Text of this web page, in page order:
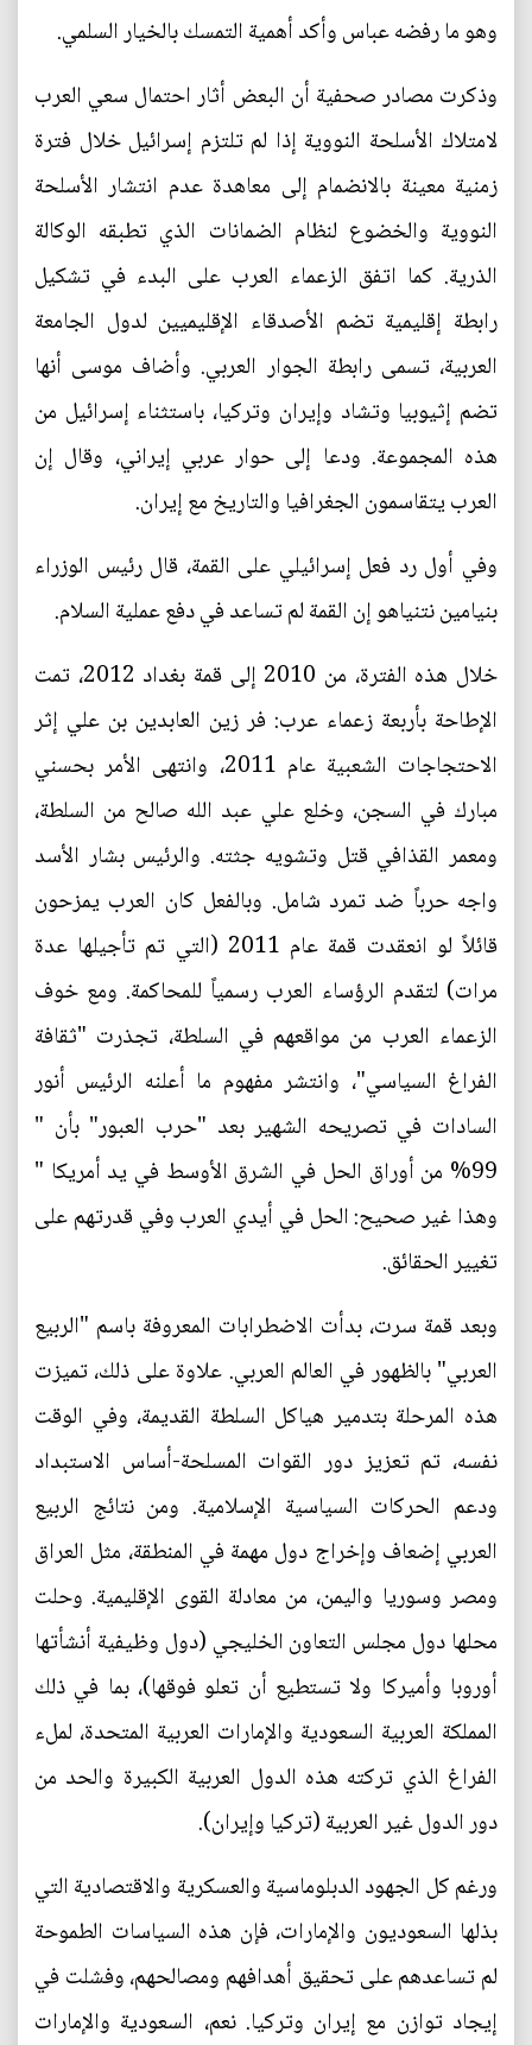
وهو ما رفضه عباس وأكد أهمية التمسك بالخيار السلمي.
وذكرت مصادر صحفية أن البعض أثار احتمال سعي العرب
لامتلاك الأسلحة النووية إذا لم تلتزم إسرائيل خلال فترة
زمنية معينة بالانضمام إلى معاهدة عدم انتشار الأسلحة
النووية والخضوع لنظام الضمانات الذي تطبقه الوكالة
الذرية. كما اتفق الزعماء العرب على البدء في تشكيل
رابطة إقليمية تضم الأصدقاء الإقليميين لدول الجامعة
العربية، تسمى رابطة الجوار العربي. وأضاف موسى أنها
تضم إثيوبيا وتشاد وإيران وتركيا، باستثناء إسرائيل من
هذه المجموعة. ودعا إلى حوار عربي إيراني، وقال إن
العرب يتقاسمون الجغرافيا والتاريخ مع إيران.
وفي أول رد فعل إسرائيلي على القمة، قال رئيس الوزراء
بنيامين نتنياهو إن القمة لم تساعد في دفع عملية السلام.
خلال هذه الفترة، من 2010 إلى قمة بغداد 2012، تمت
الإطاحة بأربعة زعماء عرب: فر زين العابدين بن علي إثر
الاحتجاجات الشعبية عام 2011، وانتهى الأمر بحسني
مبارك في السجن، وخلع علي عبد الله صالح من السلطة،
ومعمر القذافي قتل وتشويه جثته. والرئيس بشار الأسد
واجه حرباً ضد تمرد شامل. وبالفعل كان العرب يمزحون
قائلاً لو انعقدت قمة عام 2011 (التي تم تأجيلها عدة
مرات) لتقدم الرؤساء العرب رسمياً للمحاكمة. ومع خوف
الزعماء العرب من مواقعهم في السلطة، تجذرت "ثقافة
الفراغ السياسي"، وانتشر مفهوم ما أعلنه الرئيس أنور
السادات في تصريحه الشهير بعد "حرب العبور" بأن "
99% من أوراق الحل في الشرق الأوسط في يد أمريكا "
وهذا غير صحيح: الحل في أيدي العرب وفي قدرتهم على
تغيير الحقائق.
وبعد قمة سرت، بدأت الاضطرابات المعروفة باسم "الربيع
العربي" بالظهور في العالم العربي. علاوة على ذلك، تميزت
هذه المرحلة بتدمير هياكل السلطة القديمة، وفي الوقت
نفسه، تم تعزيز دور القوات المسلحة-أساس الاستبداد
ودعم الحركات السياسية الإسلامية. ومن نتائج الربيع
العربي إضعاف وإخراج دول مهمة في المنطقة، مثل العراق
ومصر وسوريا واليمن، من معادلة القوى الإقليمية. وحلت
محلها دول مجلس التعاون الخليجي (دول وظيفية أنشأتها
أوروبا وأميركا ولا تستطيع أن تعلو فوقها)، بما في ذلك
المملكة العربية السعودية والإمارات العربية المتحدة، لملء
الفراغ الذي تركته هذه الدول العربية الكبيرة والحد من
دور الدول غير العربية (تركيا وإيران).
ورغم كل الجهود الدبلوماسية والعسكرية والاقتصادية التي
بذلها السعوديون والإمارات، فإن هذه السياسات الطموحة
لم تساعدهم على تحقيق أهدافهم ومصالحهم، وفشلت في
إيجاد توازن مع إيران وتركيا. نعم، السعودية والإمارات